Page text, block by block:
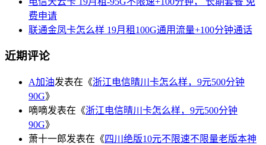
费申请
联通金凤卡怎么样 19月租100G通用流量+100分钟通话
近期评论
A加油发表在《浙江电信晴川卡怎么样，9元500分钟
90G》
嘀嘀发表在《浙江电信晴川卡怎么样，9元500分钟
90G》
萧十一郎发表在《四川绝版10元不限速不限量老版本神